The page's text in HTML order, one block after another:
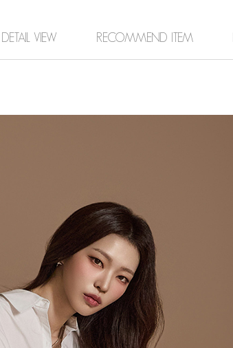
DETAIL VIEW RECOMMEND ITEM